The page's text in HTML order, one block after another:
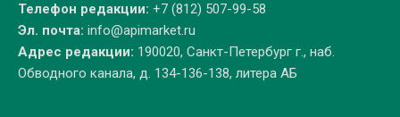
Телефон редакции: +7 (812) 507-99-58
Эл. почта: info@apimarket.ru
Адрес редакции: 190020, Санкт-Петербург г., наб.
Обводного канала, д. 134-136-138, литера АБ